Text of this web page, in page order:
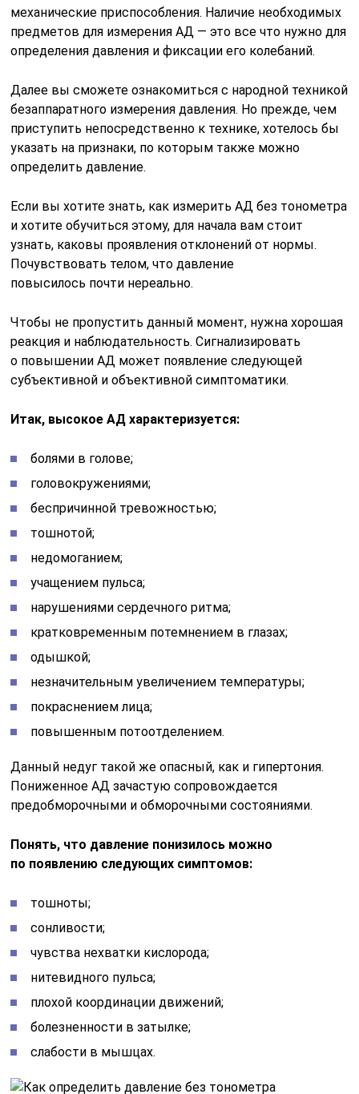
механические приспособления. Наличие необходимых
предметов для измерения АД — это все что нужно для
определения давления и фиксации его колебаний.
Далее вы сможете ознакомиться с народной техникой
безаппаратного измерения давления. Но прежде, чем
приступить непосредственно к технике, хотелось бы
указать на признаки, по которым также можно
определить давление.
Если вы хотите знать, как измерить АД без тонометра
и хотите обучиться этому, для начала вам стоит
узнать, каковы проявления отклонений от нормы.
Почувствовать телом, что давление
повысилось почти нереально.
Чтобы не пропустить данный момент, нужна хорошая
реакция и наблюдательность. Сигнализировать
о повышении АД может появление следующей
субъективной и объективной симптоматики.
Итак, высокое АД характеризуется:
болями в голове;
головокружениями;
беспричинной тревожностью;
тошнотой;
недомоганием;
учащением пульса;
нарушениями сердечного ритма;
кратковременным потемнением в глазах;
одышкой;
незначительным увеличением температуры;
покраснением лица;
повышенным потоотделением.
Данный недуг такой же опасный, как и гипертония.
Пониженное АД зачастую сопровождается
предобморочными и обморочными состояниями.
Понять, что давление понизилось можно
по появлению следующих симптомов:
тошноты;
сонливости;
чувства нехватки кислорода;
нитевидного пульса;
плохой координации движений;
болезненности в затылке;
слабости в мышцах.